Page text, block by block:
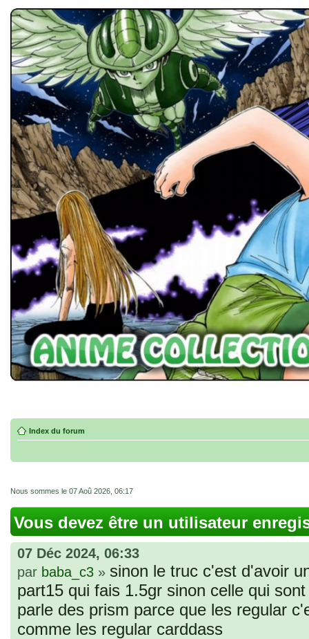
Index du forum
Nous sommes le 07 Aoû 2026, 06:17
Vous devez être un utilisateur
07 Déc 2024, 06:33
par baba_c3 » sinon le truc c'est d'avoir
part15 qui fais 1.5gr sinon celle qui
parle des prism parce que les regular
comme les regular carddass